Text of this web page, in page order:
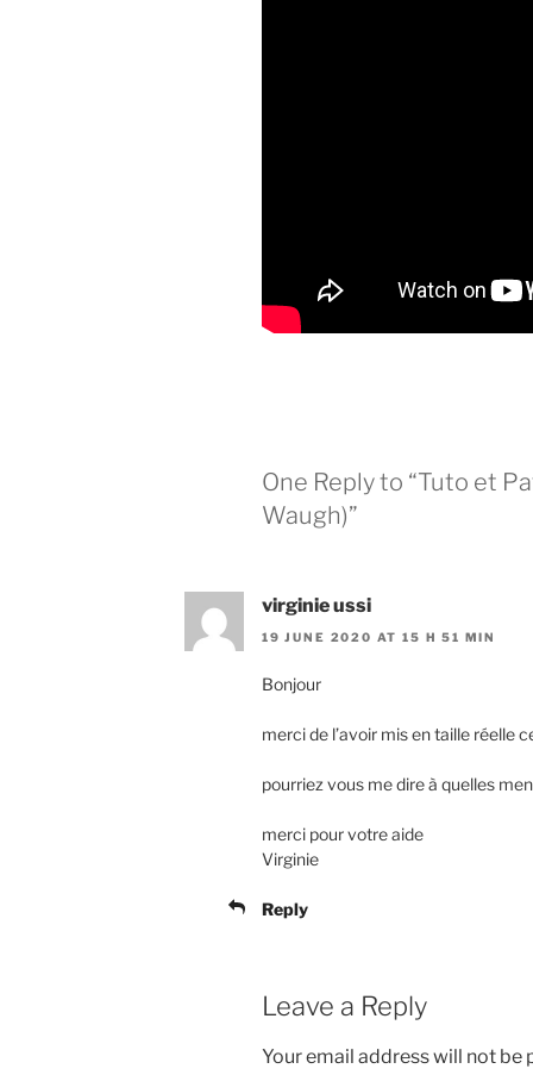
One Reply to “Tuto et
Waugh)”
virginie ussi
19 JUNE 2020 AT 15 H 51 MIN
Bonjour
merci de l’avoir mis en taille réelle
pourriez vous me dire à quelles
merci pour votre aide
Virginie
Reply
Leave a Reply
Your email address will not be